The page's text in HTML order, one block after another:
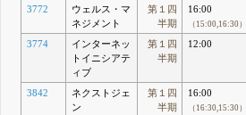
3772
ウェルス・マ
ネジメント
第１四
半期
16:00
（15:00,16:30）
3774
インターネッ
トイニシアテ
ィブ
第１四
半期
12:00
3842
ネクストジェ
ン
第１四
半期
16:00
（16:30,15:30）